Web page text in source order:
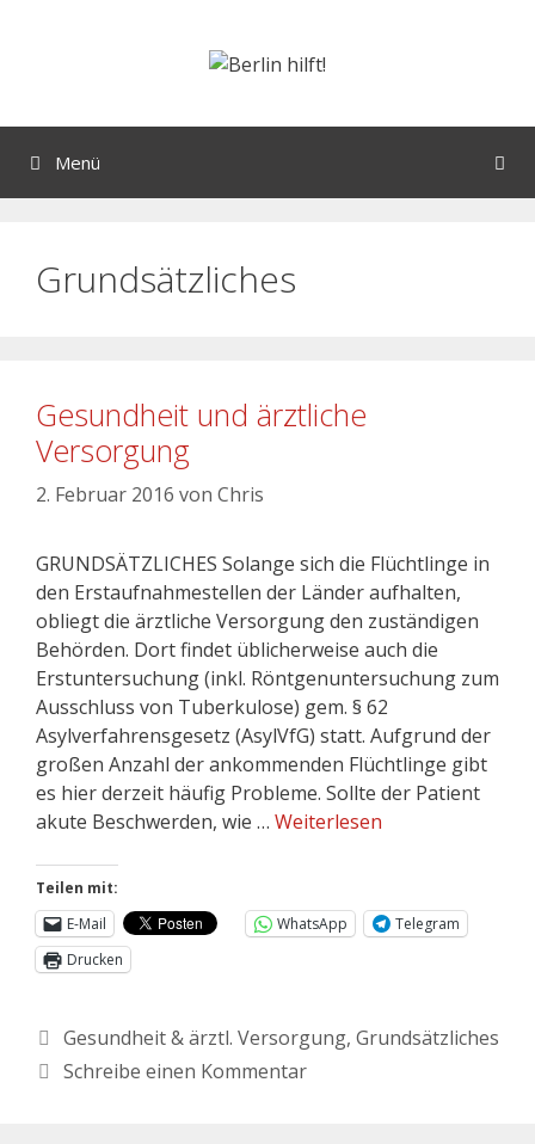
Menü
Grundsätzliches
Gesundheit und ärztliche
Versorgung
2. Februar 2016 von Chris
GRUNDSÄTZLICHES Solange sich die Flüchtlinge in
den Erstaufnahmestellen der Länder aufhalten,
obliegt die ärztliche Versorgung den zuständigen
Behörden. Dort findet üblicherweise auch die
Erstuntersuchung (inkl. Röntgenuntersuchung zum
Ausschluss von Tuberkulose) gem. § 62
Asylverfahrensgesetz (AsylVfG) statt. Aufgrund der
großen Anzahl der ankommenden Flüchtlinge gibt
es hier derzeit häufig Probleme. Sollte der Patient
akute Beschwerden, wie … Weiterlesen
Teilen mit:
E-Mail
WhatsApp
Telegram
Drucken
Gesundheit & ärztl. Versorgung, Grundsätzliches
Schreibe einen Kommentar